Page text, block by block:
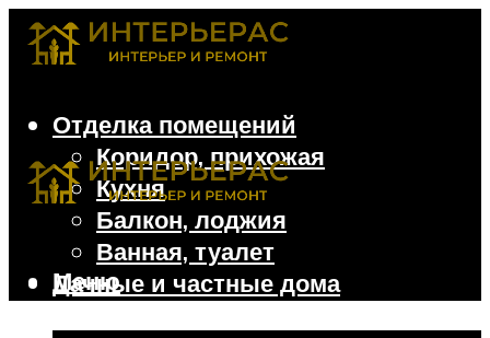
Отделка помещений
Коридор, прихожая
Кухня
Балкон, лоджия
Ванная, туалет
Дачные и частные дома
Меню